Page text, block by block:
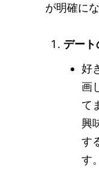
が明確に
デー
好
画
て
興
す
す。